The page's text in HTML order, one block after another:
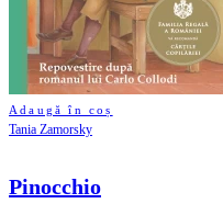
Adaugă în coș
Tania Zamorsky
Pinocchio